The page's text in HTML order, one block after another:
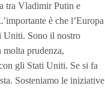
tra Vladimir Putin e
è che l’Europa
Uniti. Sono il nostro
prudenza,
gli Stati Uniti. Se si fa
Sosteniamo le iniziative